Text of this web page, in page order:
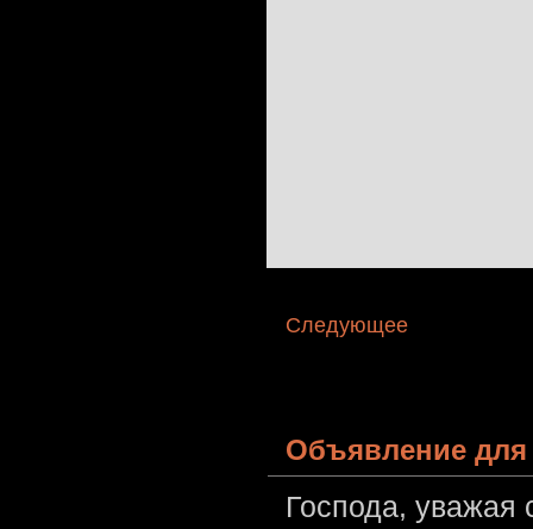
Следующее
Объявление для
Господа,